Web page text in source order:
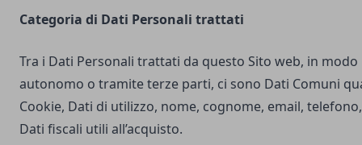
Categoria di Dati Personali trattati
Tra i Dati Personali trattati da questo Sito web, in modo
autonomo o tramite terze parti, ci sono Dati Comuni
Cookie, Dati di utilizzo, nome, cognome, email, telefono,
Dati fiscali utili all’acquisto.